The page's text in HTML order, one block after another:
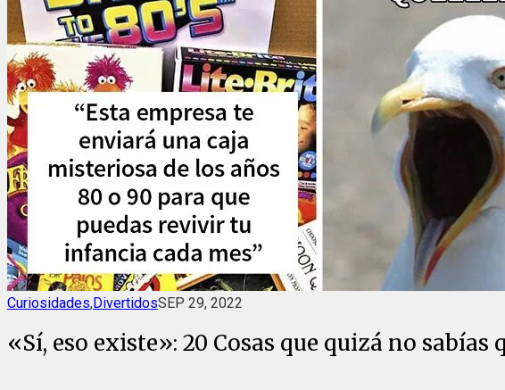
Curiosidades,DivertidosSEP 29, 2022
«Sí, eso existe»: 20 Cosas que quizá no